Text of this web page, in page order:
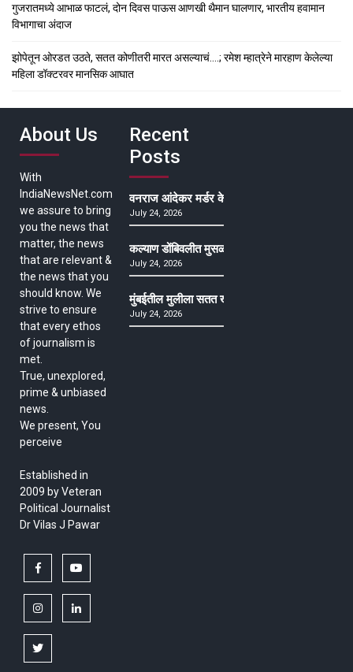
गुजरातमध्ये आभाळ फाटलं, दोन दिवस पाऊस आणखी थैमान घालणार, भारतीय हवामान
विभागाचा अंदाज
झोपेतून ओरडत उठते, सतत कोणीतरी मारत असल्याचं….; रमेश म्हात्रेने मारहाण केलेल्या
महिला डॉक्टरवर मानसिक आघात
About Us
With
IndiaNewsNet.com
we assure to bring
you the news that
matter, the news
that are relevant &
the news that you
should know. We
strive to ensure
that every ethos
of journalism is
met.
True, unexplored,
prime & unbiased
news.
We present, You
perceive
Established in
2009 by Veteran
Political Journalist
Dr Vilas J Pawar
facebook
instagramlinkedin
twitter
Recent
Posts
वनराज आंदेकर मर्डर केसमधील साक्षीदाराची हत्या,
July 24, 2026
कल्याण डोंबिवलीत मुसळधार ते अतिमुसळधार पाऊस,
July 24, 2026
मुंबईतील मुलीला सतत खोकला अन् ताप, ७ वर्षे उपचार
July 24, 2026